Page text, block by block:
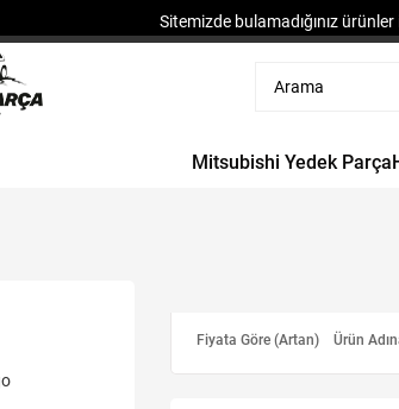
Sitemizde bulamadığınız ürünler
Mitsubishi Yedek Parça
Fiyata Göre (Artan) Ürün